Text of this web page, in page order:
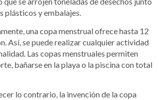
plásticos y embalajes.
una copa menstrual ofrece hasta 12
Así, se puede realizar cualquier actividad
Las copas menstruales permiten
bañarse en la playa o la piscina con total
lo contrario, la invención de la copa